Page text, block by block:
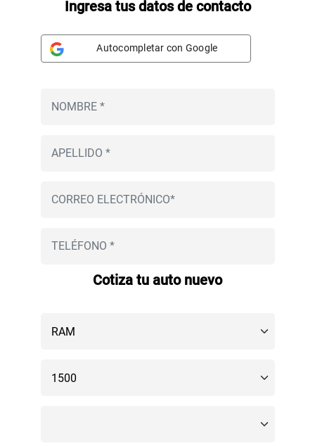
Ingresa tus datos de contacto
Autocompletar con Google
Cotiza tu auto nuevo